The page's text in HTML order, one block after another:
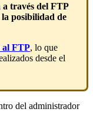
a través del FTP
la posibilidad de
al FTP, lo que
desde el
del administrador